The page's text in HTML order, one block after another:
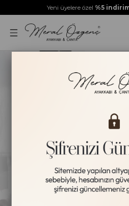
Yeni üyelere özel %5